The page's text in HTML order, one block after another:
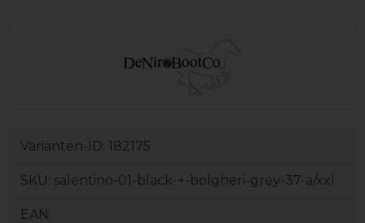
Varianten-ID: 182175
SKU: salentino-01-black-+-bolgheri-grey-37-a/xxl
EAN: